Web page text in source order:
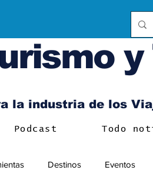
la industria de los
Podcast Todo
Destinos Eventos